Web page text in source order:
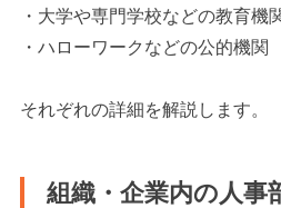
・大学や専門学校などの教育機
・ハローワークなどの公的機関
それぞれの詳細を解説します。
組織・企業内の人事